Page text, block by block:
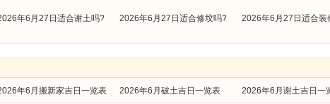
年6月27日适合谢土吗? 2026年6月27日适合修坟吗? 2026年6月27日适合装
年6月搬新家吉日一览表 2026年6月破土吉日一览表 2026年6月谢土吉日一